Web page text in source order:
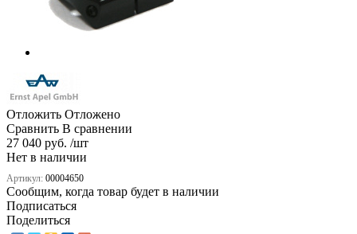
Отложить Отложено
Сравнить В сравнении
27 040 руб. /шт
Нет в наличии
Артикул: 00004650
Сообщим, когда товар будет в наличии
Подписаться
Поделиться